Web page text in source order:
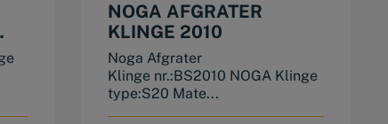
NOGA AFGRATER
KLINGE 2010
Noga Afgrater
Klinge nr.:BS2010 NOGA Klinge
type:S20 Mate...